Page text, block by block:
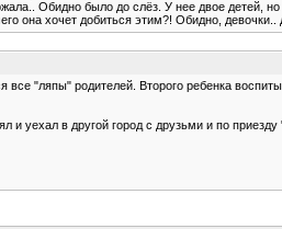
Обидно было до слёз. У нее двое детей,
она хочет добиться этим?! Обидно,
"ляпы" родителей. Второго ребенка
уехал в другой город с друзьми и по